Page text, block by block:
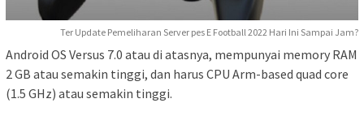
Ter Update Pemeliharan Server pes E Football 2022 Hari Ini Sampai Jam?
Android OS Versus 7.0 atau di atasnya, mempunyai memory RAM
2 GB atau semakin tinggi, dan harus CPU Arm-based quad core
(1.5 GHz) atau semakin tinggi.